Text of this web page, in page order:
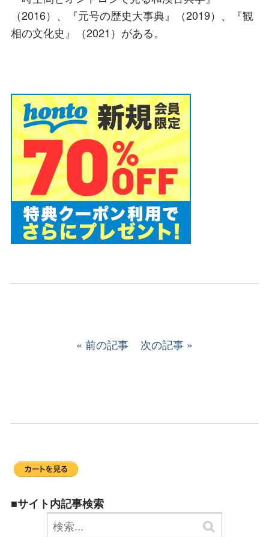
（2016）、『元号の歴史大事典』（2019）、『観
相の文化史』（2021）がある。
前の記事 次の記事
■サイト内記事検索